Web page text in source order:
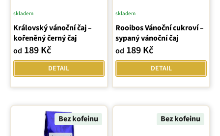
u
ů
Královský vánoční čaj –
kořeněný černý čaj
Průměrné
hodnocení
produktu
je
5,0
z
5
skladem
od 189 Kč
DETAIL
Rooibos Vánoční cukroví –
sypaný vánoční čaj
skladem
od 189 Kč
DETAIL
Bez kofeinu Bez kofeinu